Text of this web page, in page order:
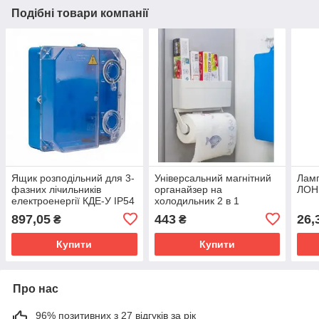
Подібні товари компанії
Ящик розподільний для 3-
фазних лічильників
електроенергії КДЕ-У IP54
897,05 ₴
Купити
Універсальний магнітний
органайзер на
холодильник 2 в 1
443₴
Купити
ЛОН
Про нас
96% позитивних з 27 відгуків за рік